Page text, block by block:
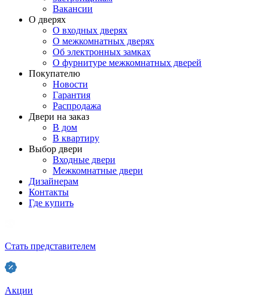
Вакансии
О дверях
О входных дверях
О межкомнатных дверях
Об электронных замках
О фурнитуре межкомнатных дверей
Покупателю
Новости
Гарантия
Распродажа
Двери на заказ
В дом
В квартиру
Выбор двери
Входные двери
Межкомнатные двери
Дизайнерам
Контакты
Где купить
Стать представителем
Акции